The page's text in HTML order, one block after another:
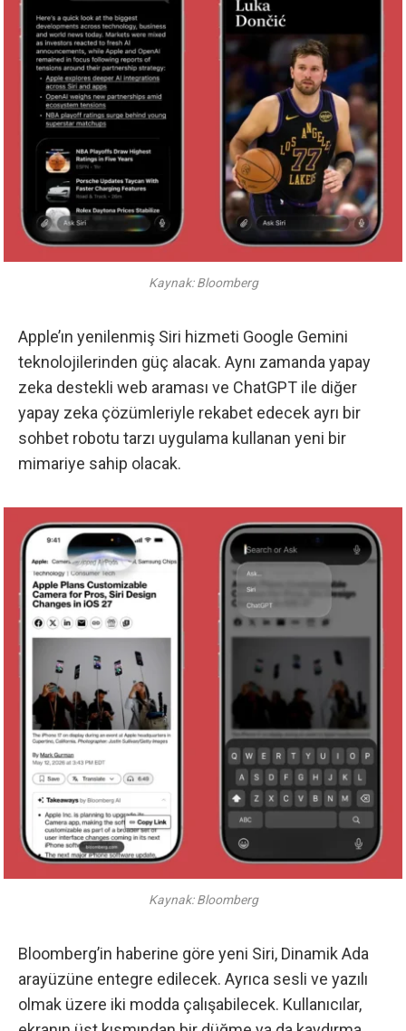
Kaynak: Bloomberg
Apple’ın yenilenmiş Siri hizmeti Google Gemini
teknolojilerinden güç alacak. Aynı zamanda yapay
zeka destekli web araması ve ChatGPT ile diğer
yapay zeka çözümleriyle rekabet edecek ayrı bir
sohbet robotu tarzı uygulama kullanan yeni bir
mimariye sahip olacak.
Kaynak: Bloomberg
Bloomberg’in haberine göre yeni Siri, Dinamik Ada
arayüzüne entegre edilecek. Ayrıca sesli ve yazılı
olmak üzere iki modda çalışabilecek. Kullanıcılar,